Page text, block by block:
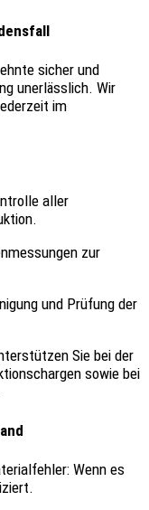
sicher und
unerlässlich. Wir
im
aller
zur
und Prüfung der
Sie bei der
sowie bei
Wenn es